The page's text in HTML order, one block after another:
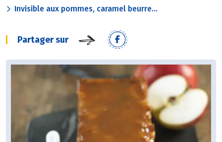
Invisible aux pommes, caramel beurre...
Partager sur